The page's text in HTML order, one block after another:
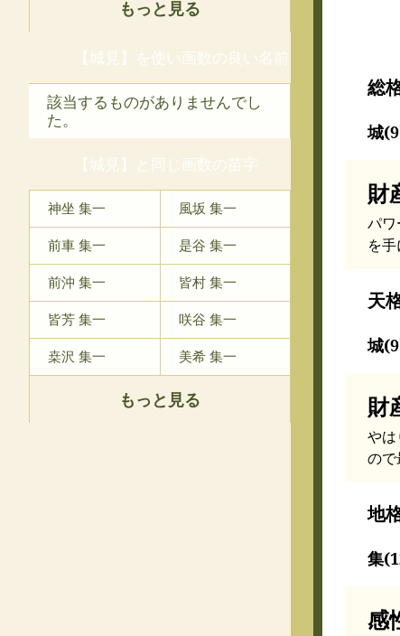
もっと見る
【城見】を使い画数の良い名前
該当するものがありませんでし
た。
【城見】と同じ画数の苗字
神坐 集一 風坂 集一
前車 集一 是谷 集一
前沖 集一 皆村 集一
皆芳 集一 咲谷 集一
桒沢 集一 美希 集一
もっと見る
総
城
パ
を
天
城
や
ので
地
集